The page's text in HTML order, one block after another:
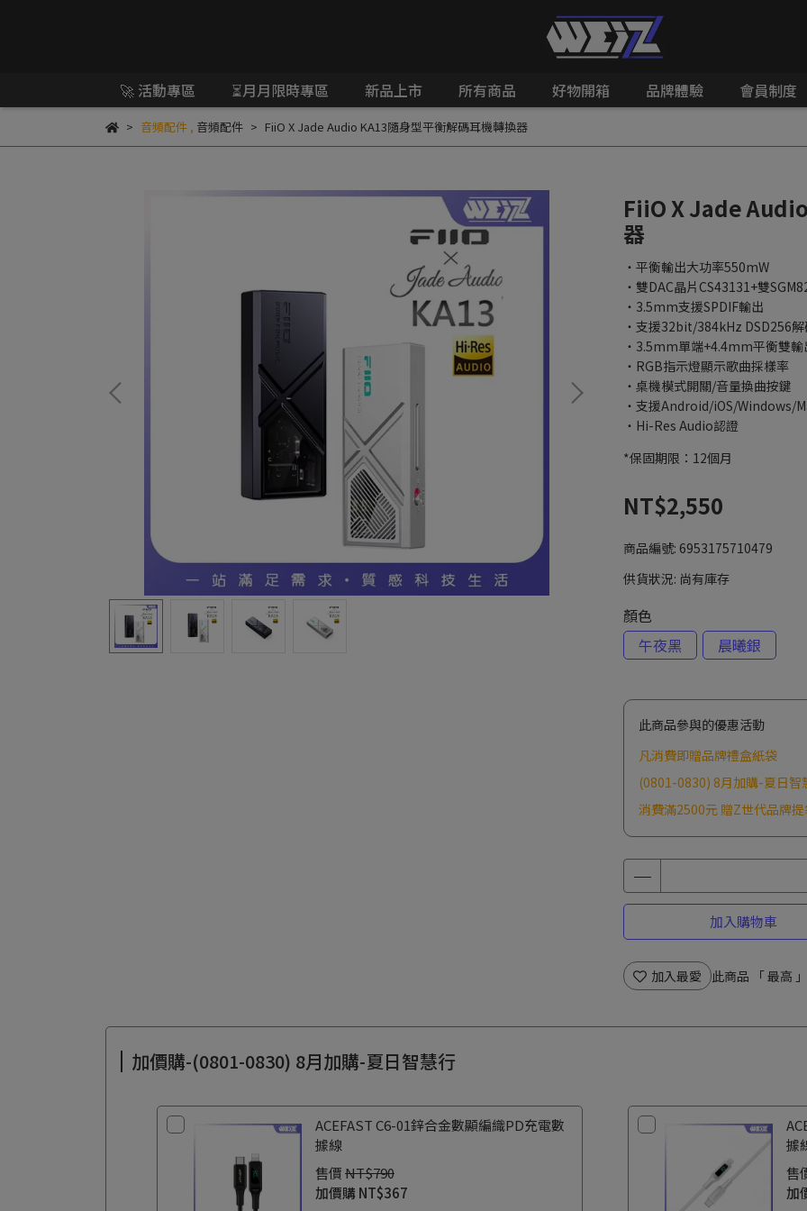
🚀 活動專區 ⏳月月限時專區 新品上市 所有商品 好物開箱 品牌體驗 會員制度
音頻配件, 音頻配件 FiiO X Jade Audio KA13隨身型平衡解碼耳機轉換器
FiiO X Jade
器
・平衡輸出大功率550mW
・雙DAC晶片CS43131+雙
・3.5mm支援SPDIF輸出
・支援32bit/384kHz DSD256
・3.5mm單端+4.4mm平衡雙輸
・RGB指示燈顯示歌曲採樣率
・桌機模式開關/音量換曲按鍵
・支援Android/iOS/Windows/
・Hi-Res Audio認證
*保固期限：12個月
NT$2,550
商品編號: 6953175710479
供貨狀況: 尚有庫存
顏色
午夜黑
晨曦銀
此商品參與的優惠活動
凡消費即贈品牌禮盒紙袋
(0801-0830) 8月加購-夏日智
消費滿2500元 贈Z世代品牌
加入購物車
加入最愛 此商品 「 最高
加價購-(0801-0830) 8月加購-夏日智慧行
ACEFAST C6-01鋅合金數顯編織PD充電數
據線
售價NT$790
加價購NT$367
據
售
加